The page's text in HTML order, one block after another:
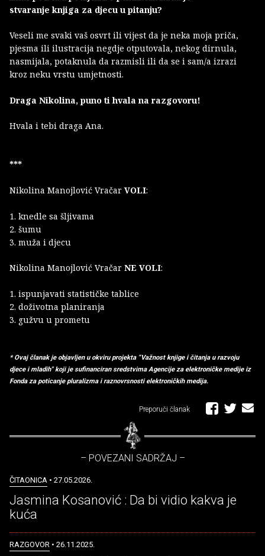
stvaranje knjiga za djecu u pitanju?
Veseli me svaki vaš osvrt ili vijest da je neka moja priča,
pjesma ili ilustracija negdje otputovala, nekog dirnula,
nasmijala, potaknula da razmisli ili da se i sam/a izrazi
kroz neku vrstu umjetnosti.
Draga Nikolina, puno ti hvala na razgovoru!
Hvala i tebi draga Ana.
***
Nikolina Manojlović Vračar VOLI:
1. knedle sa šljivama
2. šumu
3. muža i djecu
Nikolina Manojlović Vračar NE VOLI:
1. ispunjavati statističke tablice
2. doživotna planiranja
3. gužvu u prometu
* Ovaj članak je objavljen u okviru projekta “Važnost knjige i čitanja u razvoju
djece i mladih" koji je sufinanciran sredstvima Agencije za elektroničke medije iz
Fonda za poticanje pluralizma i raznovrsnosti elektroničkih medija.
Preporuči članak
– POVEZANI SADRŽAJ –
ČITAONICA • 27.05.2026.
Jasmina Kosanović : Da bi vidio kakva je
kuća
RAZGOVOR • 26.11.2025.